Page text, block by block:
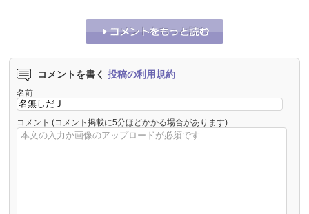
コメントを書く 投稿の利用規約
名前
コメント (コメント掲載に5分ほどかかる場合があります)